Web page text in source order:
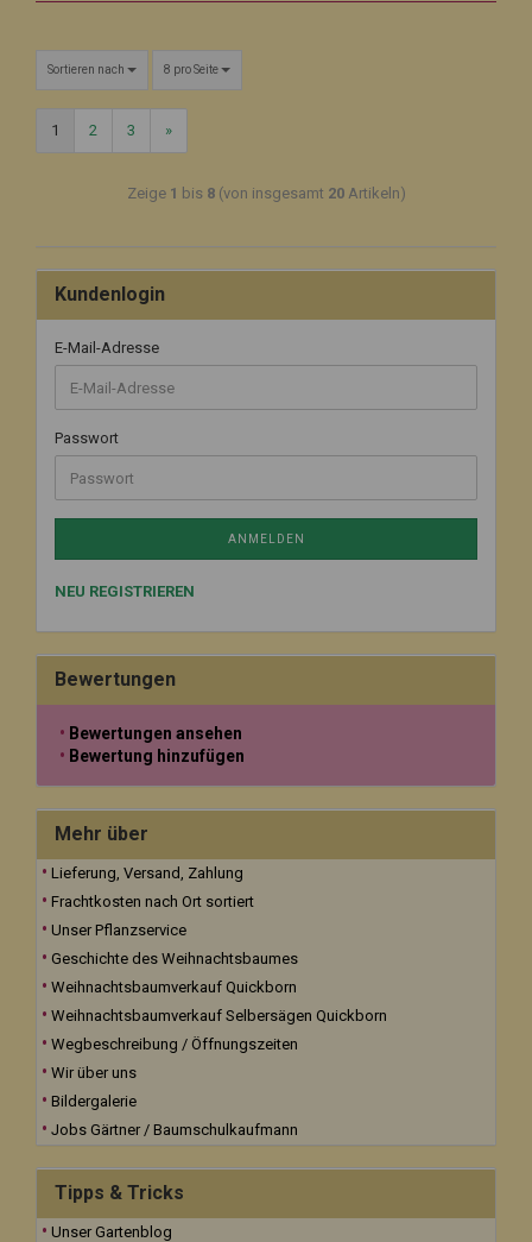
Sortieren nach 8 pro Seite
1 2 3 »
Zeige 1 bis 8(von insgesamt 20Artikeln)
Kundenlogin
E-Mail-Adresse
Passwort
ANMELDEN
NEU REGISTRIEREN
Bewertungen
Bewertungen ansehen
Bewertung hinzufügen
Mehr über
Lieferung, Versand, Zahlung
Frachtkosten nach Ort sortiert
Unser Pflanzservice
Geschichte des Weihnachtsbaumes
Weihnachtsbaumverkauf Quickborn
Weihnachtsbaumverkauf Selbersägen Quickborn
Wegbeschreibung / Öffnungszeiten
Wir über uns
Bildergalerie
Jobs Gärtner / Baumschulkaufmann
Tipps & Tricks
Unser Gartenblog